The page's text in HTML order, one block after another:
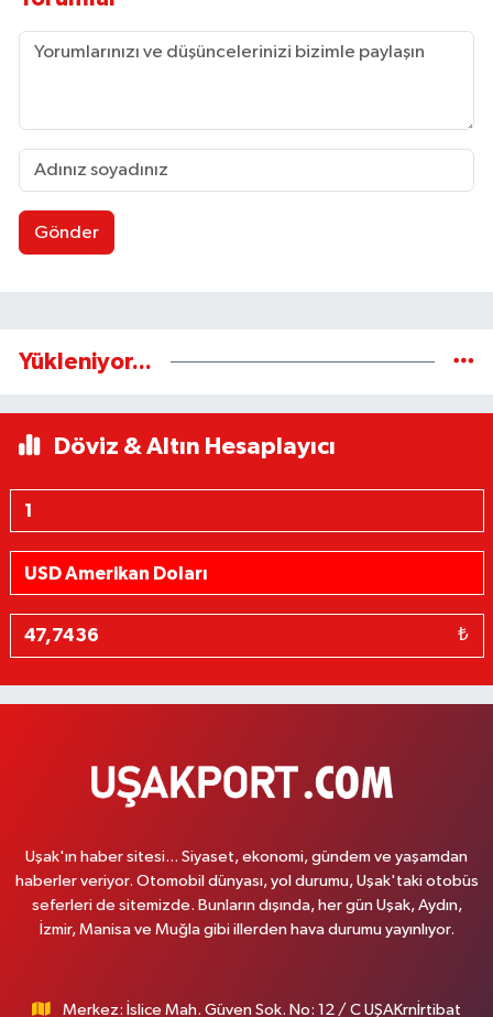
Gönder
Yükleniyor...
Döviz & Altın Hesaplayıcı
₺
Uşak'ın haber sitesi... Siyaset, ekonomi, gündem ve yaşamdan
haberler veriyor. Otomobil dünyası, yol durumu, Uşak'taki otobüs
seferleri de sitemizde. Bunların dışında, her gün Uşak, Aydın,
İzmir, Manisa ve Muğla gibi illerden hava durumu yayınlıyor.
Merkez: İslice Mah. Güven Sok. No: 12 / C UŞAKrnİrtibat